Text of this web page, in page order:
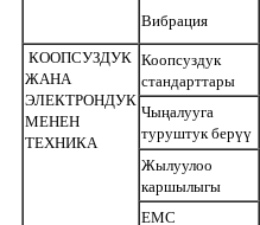
Вибрация
КООПСУЗДУК
ЖАНА
ЭЛЕКТРОНДУК
МЕНЕН
ТЕХНИКА
Коопсуздук
стандарттары
Чыңалууга
туруштук берүү
Жылуулоо
каршылыгы
EMC